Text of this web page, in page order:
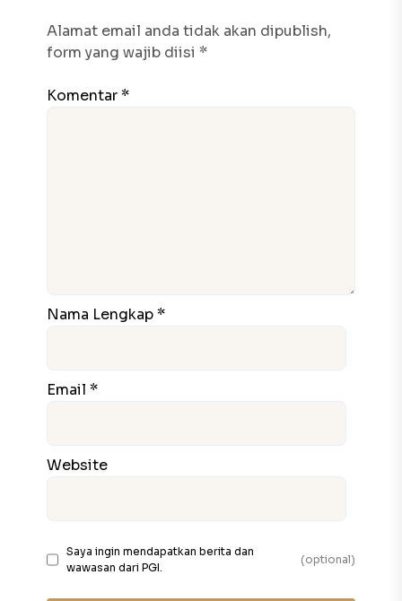
Alamat email anda tidak akan dipublish,
form yang wajib diisi *
Komentar *
Nama Lengkap *
Email *
Website
Saya ingin mendapatkan berita dan
wawasan dari PGI.
(optional)